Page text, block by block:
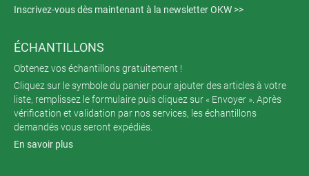
Inscrivez-vous dès maintenant à la newsletter OKW >>
ÉCHANTILLONS
Obtenez vos échantillons gratuitement !
Cliquez sur le symbole du panier pour ajouter des articles à votre
liste, remplissez le formulaire puis cliquez sur « Envoyer ». Après
vérification et validation par nos services, les échantillons
demandés vous seront expédiés.
En savoir plus